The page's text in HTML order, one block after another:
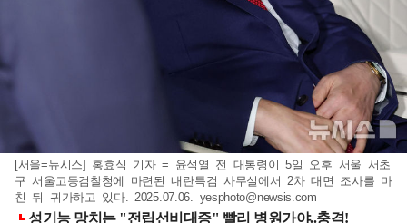
[서울=뉴시스] 홍효식 기자 = 윤석열 전 대통령이 5일 오후 서울 서초
구 서울고등검찰청에 마련된 내란특검 사무실에서 2차 대면 조사를 마
친 뒤 귀가하고 있다. 2025.07.06. yesphoto@newsis.com